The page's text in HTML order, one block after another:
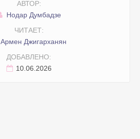
АВТОР:
Нодар Думбадзе
ЧИТАЕТ:
Армен Джигарханян
ДОБАВЛЕНО:
10.06.2026